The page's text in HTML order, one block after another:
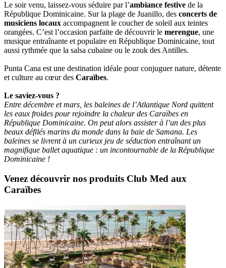
Le soir venu, laissez-vous séduire par l’ambiance festive de la
République Dominicaine. Sur la plage de Juanillo, des concerts de
musiciens locaux accompagnent le coucher de soleil aux teintes
orangées. C’est l’occasion parfaite de découvrir le merengue, une
musique entraînante et populaire en République Dominicaine, tout
aussi rythmée que la salsa cubaine ou le zouk des Antilles.
Punta Cana est une destination idéale pour conjuguer nature, détente
et culture au cœur des Caraïbes.
Le saviez-vous ?
Entre décembre et mars, les baleines de l’Atlantique Nord quittent
les eaux froides pour rejoindre la chaleur des Caraïbes en
République Dominicaine. On peut alors assister à l’un des plus
beaux défilés marins du monde dans la baie de Samana. Les
baleines se livrent à un curieux jeu de séduction entraînant un
magnifique ballet aquatique : un incontournable de la République
Dominicaine !
Venez découvrir nos produits Club Med aux
Caraïbes